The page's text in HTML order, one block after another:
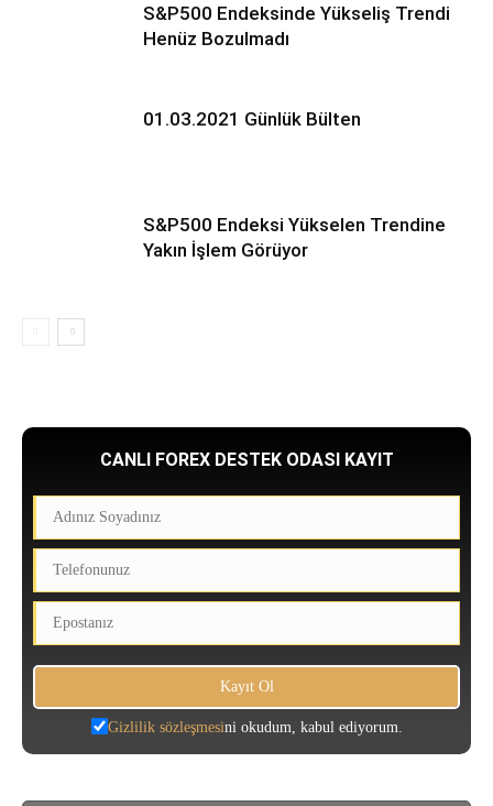
S&P500 Endeksinde Yükseliş Trendi
Henüz Bozulmadı
01.03.2021 Günlük Bülten
S&P500 Endeksi Yükselen Trendine
Yakın İşlem Görüyor
CANLI FOREX DESTEK ODASI KAYIT
Gizlilik sözleşmesini okudum, kabul ediyorum.